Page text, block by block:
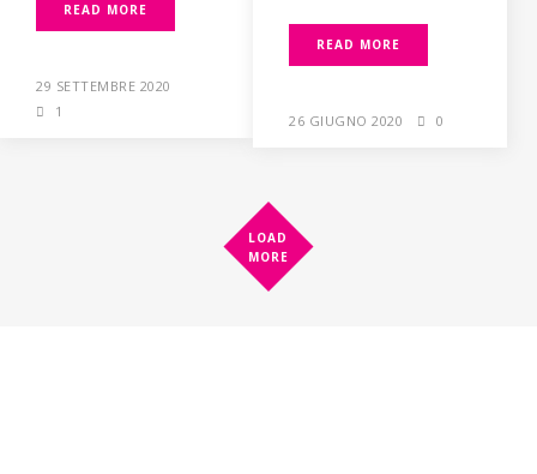
READ MORE
29 SETTEMBRE 2020
1
READ MORE
26 GIUGNO 2020 0
LOAD
MORE